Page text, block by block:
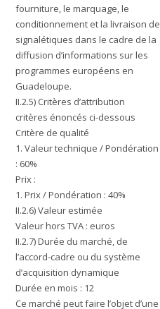
fourniture, le marquage, le
conditionnement et la livraison de
signalétiques dans le cadre de la
diffusion d’informations sur les
programmes européens en
Guadeloupe.
II.2.5) Critères d’attribution
critères énoncés ci-dessous
Critère de qualité
1. Valeur technique / Pondération
: 60%
Prix :
1. Prix / Pondération : 40%
II.2.6) Valeur estimée
Valeur hors TVA : euros
II.2.7) Durée du marché, de
l’accord-cadre ou du système
d’acquisition dynamique
Durée en mois : 12
Ce marché peut faire l’objet d’une